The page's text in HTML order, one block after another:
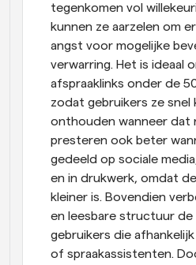
tegenkomen vol
kunnen ze aarzelen om
angst voor mogelijke
verwarring. Het is ideaal
afspraaklinks onder de
zodat gebruikers ze snel
onthouden wanneer dat
presteren ook beter
gedeeld op sociale
en in drukwerk, omdat
kleiner is. Bovendien
en leesbare structuur
gebruikers die
of spraakassistenten.